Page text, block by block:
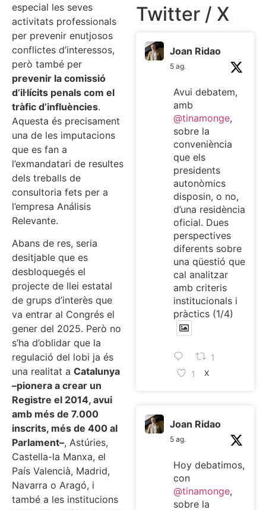
especial les seves
activitats professionals
per prevenir enutjosos
conflictes d’interessos,
però també per
prevenir la comissió
d’il·lícits penals com el
tràfic d’influències.
Aquesta és precisament
una de les imputacions
que es fan a
l’exmandatari de resultes
dels treballs de
consultoria fets per a
l’empresa Análisis
Relevante.
Abans de res, seria
desitjable que es
desbloquegés el
projecte de llei estatal
de grups d’interès que
va entrar al Congrés el
gener del 2025. Però no
s’ha d’oblidar que la
regulació del lobi ja és
una realitat a Catalunya
–pionera a crear un
Registre el 2014, avui
amb més de 7.000
inscrits, més de 400 al
Parlament–, Astúries,
Castella-la Manxa, el
País Valencià, Madrid,
Navarra o Aragó, i
també a les institucions
Twitter / X
Joan Ridao
5 ag.
Avui debatem,
amb
@tinamonge,
sobre la
conveniència
que els
presidents
autonòmics
disposin, o no,
d’una residència
oficial. Dues
perspectives
diferents sobre
una qüestió que
cal analitzar
amb criteris
institucionals i
pràctics (1/4)
1
1
X
Joan Ridao
5 ag.
Hoy debatimos,
con
@tinamonge,
sobre la